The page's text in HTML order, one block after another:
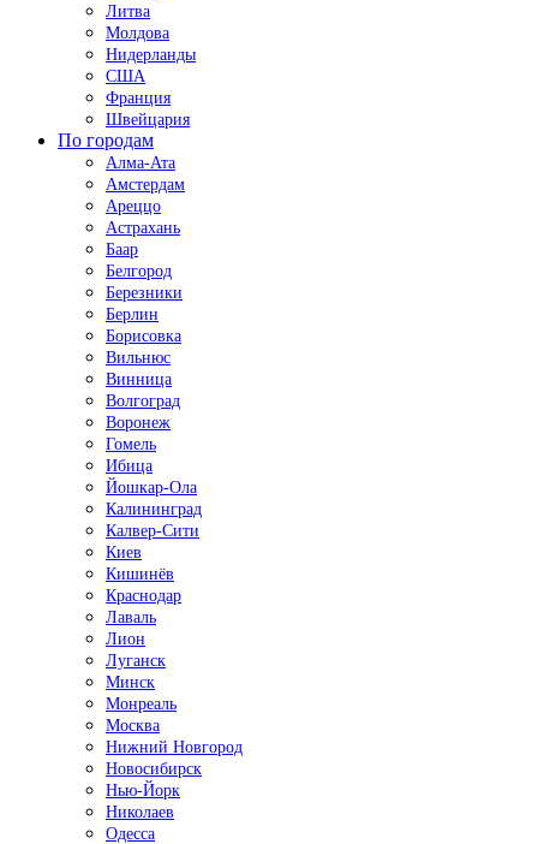
Литва
Молдова
Нидерланды
США
Франция
Швейцария
По городам
Алма-Ата
Амстердам
Ареццо
Астрахань
Баар
Белгород
Березники
Берлин
Борисовка
Вильнюс
Винница
Волгоград
Воронеж
Гомель
Ибица
Йошкар-Ола
Калининград
Калвер-Сити
Киев
Кишинёв
Краснодар
Лаваль
Лион
Луганск
Минск
Монреаль
Москва
Нижний Новгород
Новосибирск
Нью-Йорк
Николаев
Одесса